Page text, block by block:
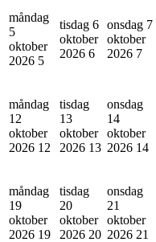
måndag
5
oktober
2026 5
tisdag 6
oktober
2026 6
onsdag 7
oktober
2026 7
måndag
12
oktober
2026 12
tisdag
13
oktober
2026 13
onsdag
14
oktober
2026 14
måndag
19
oktober
2026 19
tisdag
20
oktober
2026 20
onsdag
21
oktober
2026 21